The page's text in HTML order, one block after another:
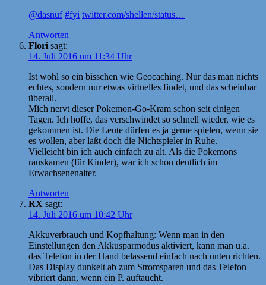
@dasnuf #fyi twitter.com/shellen/status…
Antworten
Flori sagt:
14. Juli 2016 um 11:34 Uhr
Ist wohl so ein bisschen wie Geocaching. Nur das man nichts
echtes, sondern nur etwas virtuelles findet, und das scheinbar
überall.
Mich nervt dieser Pokemon-Go-Kram schon seit einigen
Tagen. Ich hoffe, das verschwindet so schnell wieder, wie es
gekommen ist. Die Leute dürfen es ja gerne spielen, wenn sie
es wollen, aber laßt doch die Nichtspieler in Ruhe.
Vielleicht bin ich auch einfach zu alt. Als die Pokemons
rauskamen (für Kinder), war ich schon deutlich im
Erwachsenenalter.
Antworten
RX sagt:
14. Juli 2016 um 10:42 Uhr
Akkuverbrauch und Kopfhaltung: Wenn man in den
Einstellungen den Akkusparmodus aktiviert, kann man u.a.
das Telefon in der Hand belassend einfach nach unten richten.
Das Display dunkelt ab zum Stromsparen und das Telefon
vibriert dann, wenn ein P. auftaucht.